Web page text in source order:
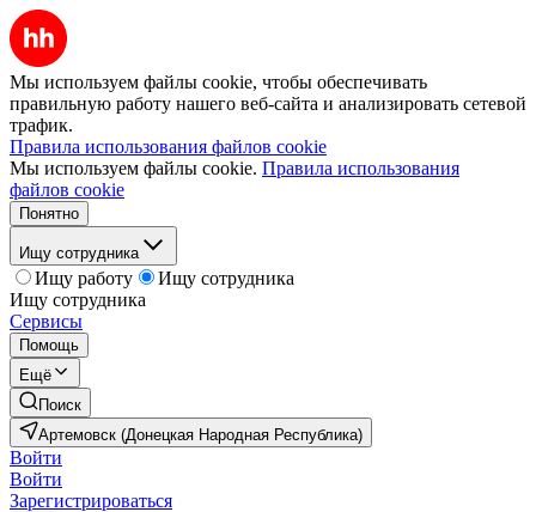
Мы используем файлы cookie, чтобы обеспечивать
правильную работу нашего веб-сайта и анализировать сетевой
трафик.
Правила использования файлов cookie
Мы используем файлы cookie. Правила использования
файлов cookie
Понятно
Ищу сотрудника
Ищу работу
Ищу сотрудника
Ищу сотрудника
Сервисы
Помощь
Ещё
Поиск
Артемовск (Донецкая Народная Республика)
Войти
Войти
Зарегистрироваться